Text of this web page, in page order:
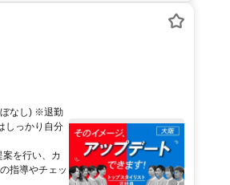
なし) ※退勤
しっかり自分
を行い、カ
指導やチェッ